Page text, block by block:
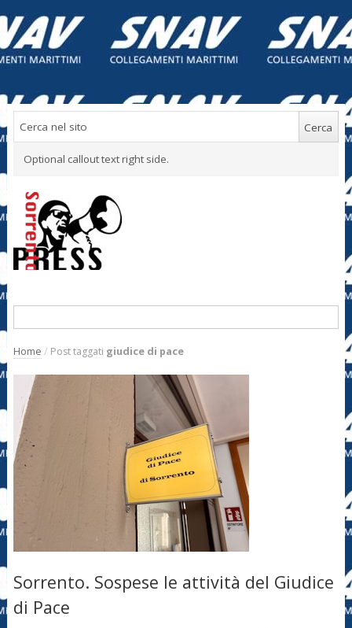
Optional callout text right side.
Home / Post taggati giudice di pace
Sorrento. Sospese le attività del Giudice
di Pace